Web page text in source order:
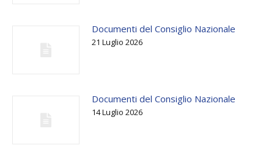
Documenti del Consiglio Nazionale
21 Luglio 2026
Documenti del Consiglio Nazionale
14 Luglio 2026